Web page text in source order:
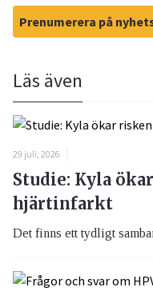
Prenumerera på
Läs även
29 juli, 2026
Studie: Kyla
hjärtinfarkt
Det finns ett tydligt